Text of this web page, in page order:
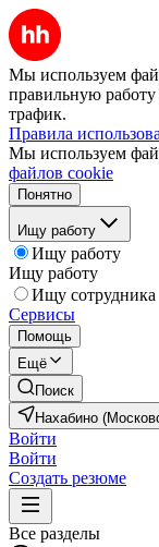
Мы используем
правильную работу
трафик.
Правила
Мы используем
файлов cookie
Понятно
Ищу работу
Ищу работу
Ищу работу
Ищу сотрудника
Сервисы
Помощь
Ещё
Поиск
Нахабино
Войти
Войти
Создать резюме
Все разделы